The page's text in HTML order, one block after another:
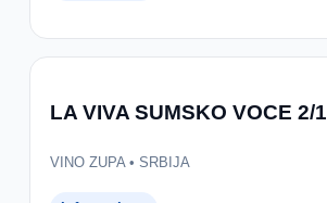
LA VIVA SUMSKO VOCE 2/1
VINO ZUPA • SRBIJA